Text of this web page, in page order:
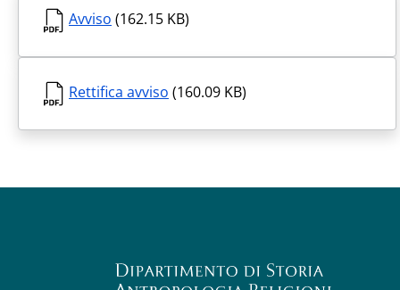
Avviso (162.15 KB)
Rettifica avviso (160.09 KB)